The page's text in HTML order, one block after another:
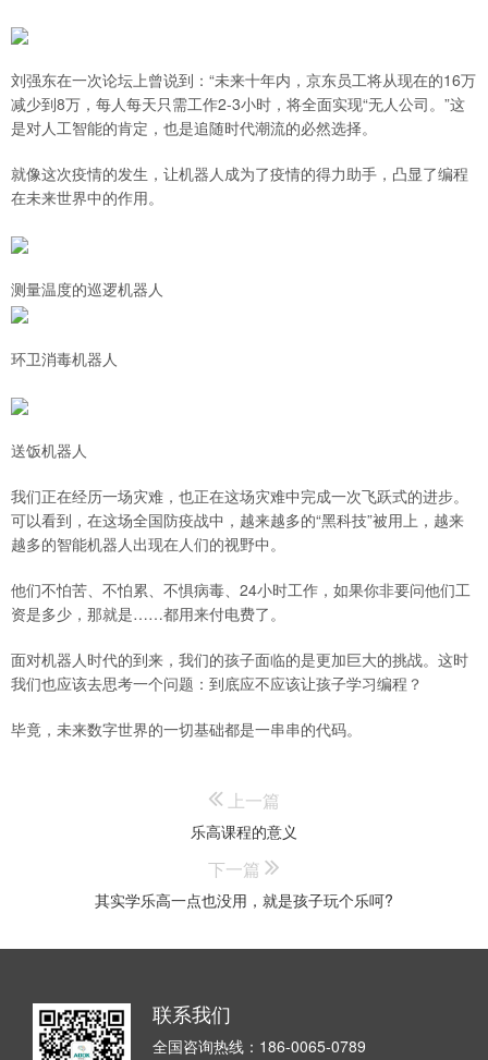
刘强东在一次论坛上曾说到：“未来十年内，京东员工将从现在的16万
减少到8万，每人每天只需工作2-3小时，将全面实现“无人公司。”这
是对人工智能的肯定，也是追随时代潮流的必然选择。
就像这次疫情的发生，让机器人成为了疫情的得力助手，凸显了编程
在未来世界中的作用。
测量温度的巡逻机器人
环卫消毒机器人
送饭机器人
我们正在经历一场灾难，也正在这场灾难中完成一次飞跃式的进步。
可以看到，在这场全国防疫战中，越来越多的“黑科技”被用上，越来
越多的智能机器人出现在人们的视野中。
他们不怕苦、不怕累、不惧病毒、24小时工作，如果你非要问他们工
资是多少，那就是……都用来付电费了。
面对机器人时代的到来，我们的孩子面临的是更加巨大的挑战。这时
我们也应该去思考一个问题：到底应不应该让孩子学习编程？
毕竟，未来数字世界的一切基础都是一串串的代码。
上一篇
乐高课程的意义
下一篇
其实学乐高一点也没用，就是孩子玩个乐呵?
联系我们
全国咨询热线：186-0065-0789